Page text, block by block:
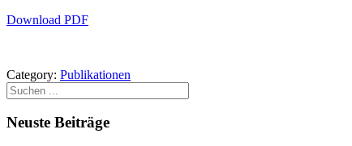
Download PDF
Category: Publikationen
Neuste Beiträge